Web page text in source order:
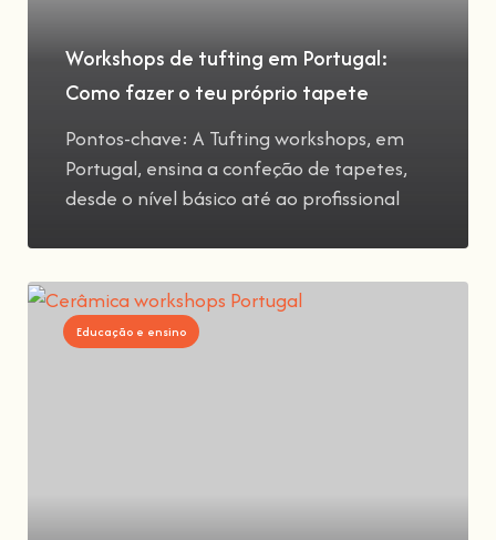
Workshops de tufting em Portugal:
Como fazer o teu próprio tapete
Pontos-chave: A Tufting workshops, em
Portugal, ensina a confeção de tapetes,
desde o nível básico até ao profissional
Educação e ensino